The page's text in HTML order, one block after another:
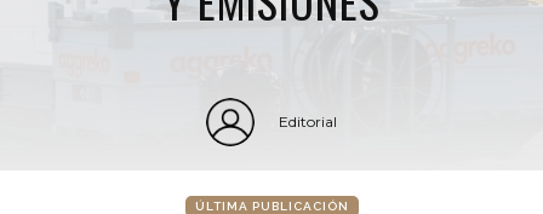
Editorial
ÚLTIMA PUBLICACIÓN